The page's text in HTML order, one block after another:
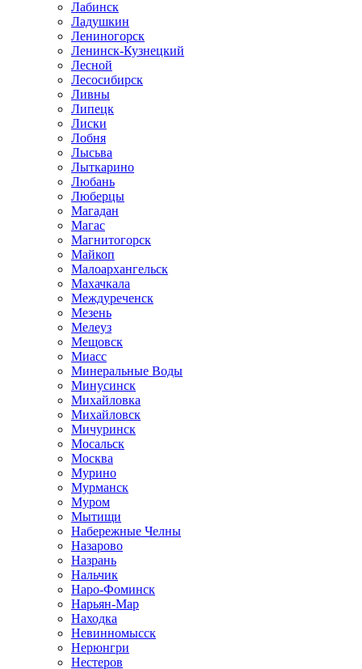
Лабинск
Ладушкин
Лениногорск
Ленинск-Кузнецкий
Лесной
Лесосибирск
Ливны
Липецк
Лиски
Лобня
Лысьва
Лыткарино
Любань
Люберцы
Магадан
Магас
Магнитогорск
Майкоп
Малоархангельск
Махачкала
Междуреченск
Мезень
Мелеуз
Мещовск
Миасс
Минеральные Воды
Минусинск
Михайловка
Михайловск
Мичуринск
Мосальск
Москва
Мурино
Мурманск
Муром
Мытищи
Набережные Челны
Назарово
Назрань
Нальчик
Наро-Фоминск
Нарьян-Мар
Находка
Невинномысск
Нерюнгри
Нестеров